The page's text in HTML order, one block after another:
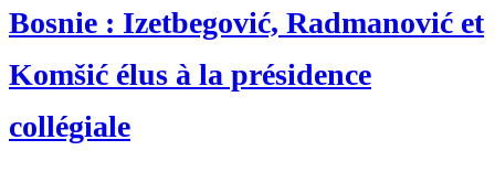
Bosnie : Izetbegović, Radmanović et
Komšić élus à la présidence
collégiale